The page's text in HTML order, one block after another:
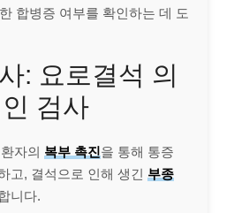
합병증 여부를 확인하는 데 도
: 요로결석 의
검사
자의 복부 촉진을 통해 통증
고, 결석으로 인해 생긴 부종
니다.